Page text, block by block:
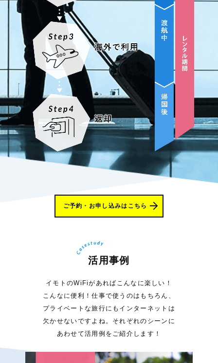
ご予約・お申し込みはこちら
活用事例
イモトのWiFiがあればこんなに楽しい！
こんなに便利！仕事で使うのはもちろん、
プライベートな旅行にもインターネットは
欠かせないですよね。それぞれのシーンに
あわせて活用例をご紹介します！